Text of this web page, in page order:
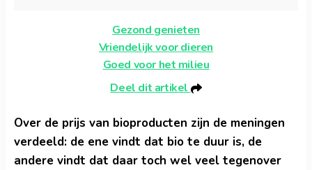
Gezond genieten
Vriendelijk voor dieren
Goed voor het milieu
Deel dit artikel
Over de prijs van bioproducten zijn de meningen
verdeeld: de ene vindt dat bio te duur is, de
andere vindt dat daar toch wel veel tegenover